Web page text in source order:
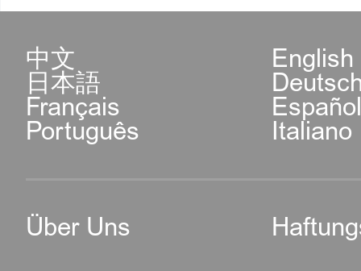
中文 English
日本語
Français
Português Italiano
Über Uns